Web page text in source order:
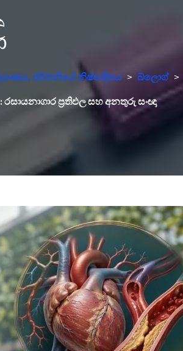
ජර්මනියේ නිෂ්පාදිතය > බ්ලොග් >
ප්‍රතිඵල සහ අනතුරු සංඥා